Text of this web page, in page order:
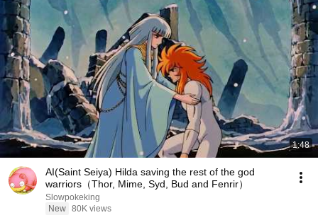
1:48
AI(Saint Seiya) Hilda saving the rest of the god
warriors（Thor, Mime, Syd, Bud and Fenrir）
Slowpokeking
New 80K views